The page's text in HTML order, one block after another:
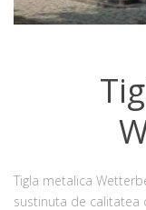
Tigla metalica
sustinuta de calitatea